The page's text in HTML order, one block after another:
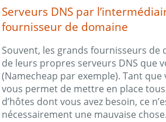
Serveurs DNS par
fournisseur de domaine
Souvent, les grands fournisseurs de
de leurs propres serveurs DNS que
(Namecheap par exemple). Tant
vous permet de mettre en place
d’hôtes dont vous avez besoin, ce
nécessairement une mauvaise chose.